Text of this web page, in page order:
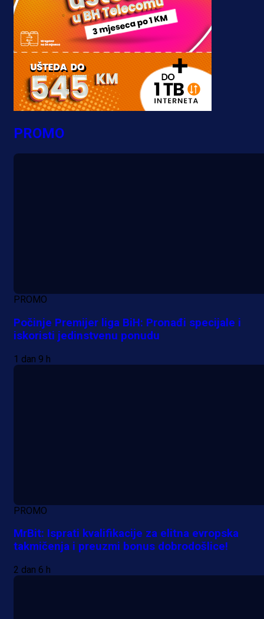
PROMO
PROMO
Počinje Premijer liga BiH: Pronađi specijale i
iskoristi jedinstvenu ponudu
1 dan 9 h
PROMO
MrBit: Isprati kvalifikacije za elitna evropska
takmičenja i preuzmi bonus dobrodošlice!
2 dan 6 h